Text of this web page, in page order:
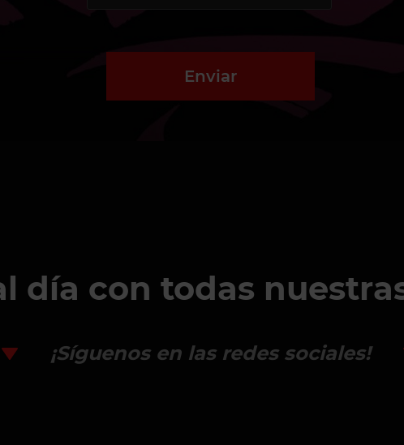
Enviar
día con todas
¡Síguenos en las redes sociales!